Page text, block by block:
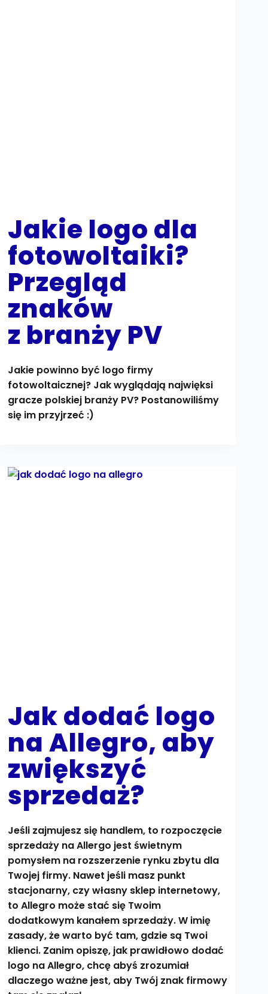
Jakie logo dla
fotowoltaiki?
Przegląd
znaków
z branży PV
Jakie powinno być logo firmy
fotowoltaicznej? Jak wyglądają najwięksi
gracze polskiej branży PV? Postanowiliśmy
się im przyjrzeć :)
Jak dodać logo
na Allegro, aby
zwiększyć
sprzedaż?
Jeśli zajmujesz się handlem, to rozpoczęcie
sprzedaży na Allergo jest świetnym
pomysłem na rozszerzenie rynku zbytu dla
Twojej firmy. Nawet jeśli masz punkt
stacjonarny, czy własny sklep internetowy,
to Allegro może stać się Twoim
dodatkowym kanałem sprzedaży. W imię
zasady, że warto być tam, gdzie są Twoi
klienci. Zanim opiszę, jak prawidłowo dodać
logo na Allegro, chcę abyś zrozumiał
dlaczego ważne jest, aby Twój znak firmowy